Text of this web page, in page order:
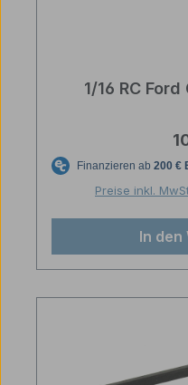
1/16 RC
Preise inkl.
In den